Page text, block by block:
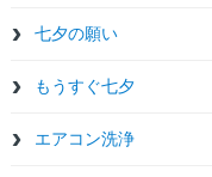
七夕の願い
もうすぐ七夕
エアコン洗浄